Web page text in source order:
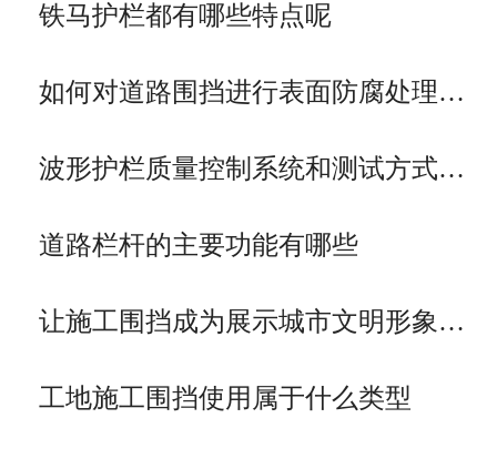
铁马护栏都有哪些特点呢
如何对道路围挡进行表面防腐处理…
波形护栏质量控制系统和测试方式…
道路栏杆的主要功能有哪些
让施工围挡成为展示城市文明形象…
工地施工围挡使用属于什么类型